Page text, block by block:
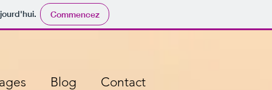
Commencez
Blog Contact